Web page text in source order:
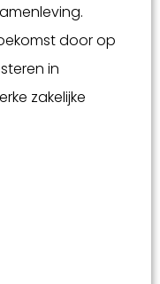
door op
in
zakelijke